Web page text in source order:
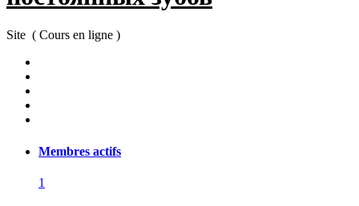
Site ( Cours en ligne )
Membres actifs
1